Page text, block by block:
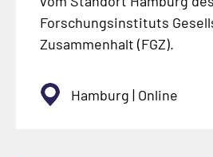
Forschungsinstituts
Zusammenhalt (FGZ).
Hamburg | Online